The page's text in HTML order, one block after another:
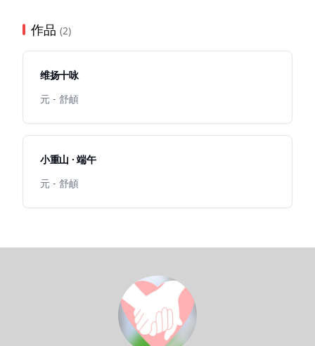
作品 (2)
维扬十咏
元 - 舒頔
小重山 · 端午
元 - 舒頔